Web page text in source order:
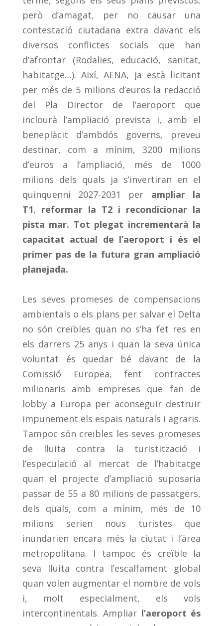
però d’amagat, per no causar una
contestació ciutadana extra davant els
diversos conflictes socials que han
d’afrontar (Rodalies, educació, sanitat,
habitatge…). Així, AENA, ja està licitant
per més de 5 milions d’euros la redacció
del Pla Director de l’aeroport que
inclourà l’ampliació prevista i, amb el
beneplàcit d’ambdós governs, preveu
destinar, com a mínim, 3200 milions
d’euros a l’ampliació, més de 1000
milions dels quals ja s’invertiran en el
quinquenni 2027-2031 per ampliar la
T1, reformar la T2 i recondicionar la
pista mar. Tot plegat incrementarà la
capacitat actual de l’aeroport i és el
primer pas de la futura gran ampliació
planejada.
Les seves promeses de compensacions
ambientals o els plans per salvar el Delta
no són creïbles quan no s’ha fet res en
els darrers 25 anys i quan la seva única
voluntat és quedar bé davant de la
Comissió Europea, fent contractes
milionaris amb empreses que fan de
lobby a Europa per aconseguir destruir
impunement els espais naturals i agraris.
Tampoc són creïbles les seves promeses
de lluita contra la turistització i
l’especulació al mercat de l’habitatge
quan el projecte d’ampliació suposaria
passar de 55 a 80 milions de passatgers,
dels quals, com a mínim, més de 10
milions serien nous turistes que
inundarien encara més la ciutat i l’àrea
metropolitana. I tampoc és creïble la
seva lluita contra l’escalfament global
quan volen augmentar el nombre de vols
i, molt especialment, els vols
intercontinentals. Ampliar l’aeroport és